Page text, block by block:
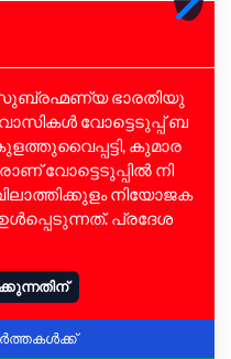
സു​ബ്ര​ഹ്മ​ണ്യ ഭാ​ര​തി​യു​
വോ​ട്ടെ​ടു​പ്പ് ബ​
കു​മാ​ര​
വോ​ട്ടെ​ടു​പ്പി​ൽ നി​
നി​യോ​ജ​ക​
പ്ര​ദേ​ശ​